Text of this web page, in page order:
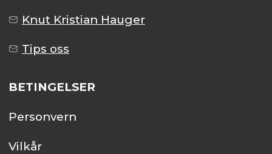
Knut Kristian Hauger
Tips oss
BETINGELSER
Personvern
Vilkår